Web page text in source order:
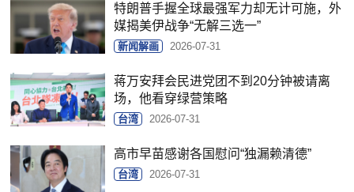
特朗普手握全球最强军力却无计可施，外
媒揭美伊战争“无解三选一”
新闻解画 2026-07-31
蒋万安拜会民进党团不到20分钟被请离
场，他看穿绿营策略
台湾 2026-07-31
高市早苗感谢各国慰问“独漏赖清德”
台湾 2026-07-31